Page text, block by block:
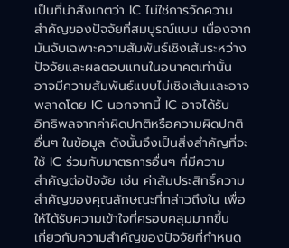
เป็นที่น่าสังเกตว่า IC ไม่ใช่การวัดความ
สำคัญของปัจจัยที่สมบูรณ์แบบ เนื่องจาก
มันจับเฉพาะความสัมพันธ์เชิงเส้นระหว่าง
ปัจจัยและผลตอบแทนในอนาคตเท่านั้น
อาจมีความสัมพันธ์แบบไม่เชิงเส้นและอาจ
พลาดโดย IC นอกจากนี้ IC อาจได้รับ
อิทธิพลจากค่าผิดปกติหรือความผิดปกติ
อื่นๆ ในข้อมูล ดังนั้นจึงเป็นสิ่งสำคัญที่จะ
ใช้ IC ร่วมกับมาตรการอื่นๆ ที่มีความ
สำคัญต่อปัจจัย เช่น ค่าสัมประสิทธิ์ความ
สำคัญของคุณลักษณะที่กล่าวถึงใน เพื่อ
ให้ได้รับความเข้าใจที่ครอบคลุมมากขึ้น
เกี่ยวกับความสำคัญของปัจจัยที่กำหนด